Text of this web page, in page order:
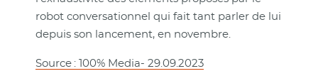
robot conversationnel qui fait tant parler de lui
depuis son lancement, en novembre.
Source : 100% Media- 29.09.2023